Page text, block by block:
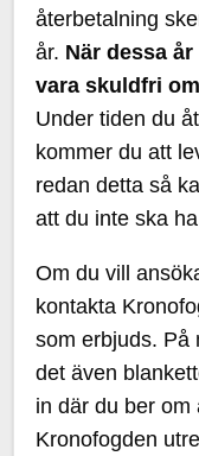
återbetalning
år. När dessa
vara skuldfri
Under tiden du
kommer du att
redan detta så
att du inte ska
Om du vill
kontakta
som erbjuds. På
det även
in där du ber om
Kronofogden